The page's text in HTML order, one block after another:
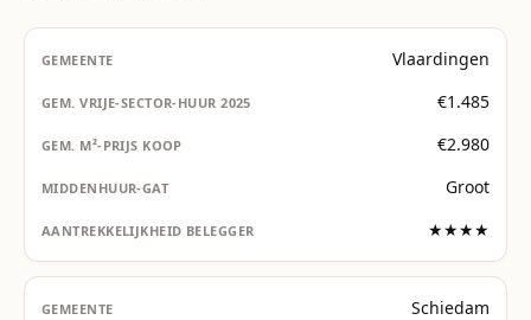
Vlaardingen
€1.485
€2.980
Groot
★★★★
Schiedam